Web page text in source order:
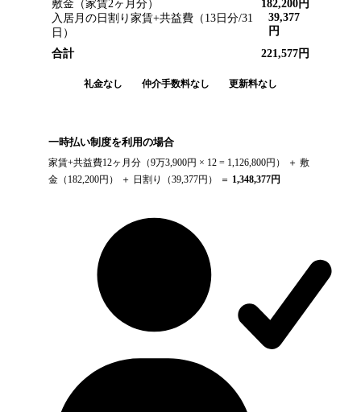
敷金（家賃2ヶ月分） 182,200 円
入居月の日割り家賃+共益費（ 13 日分/31
日）
39,377
円
合計
221,577 円
礼金なし 仲介手数料なし 更新料なし
一時払い制度を利用の場合
家賃+共益費12ヶ月分（9万3,900円 × 12 = 1,126,800円） ＋ 敷
金（ 182,200円） ＋ 日割り（39,377円） ＝ 1,348,377円